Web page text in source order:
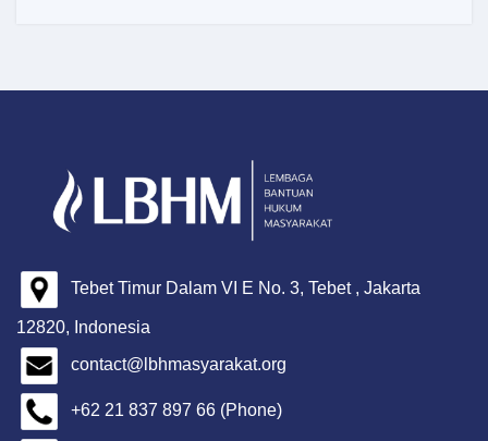
Tebet Timur Dalam VI E No. 3, Tebet , Jakarta
12820, Indonesia
contact@lbhmasyarakat.org
+62 21 837 897 66 (Phone)